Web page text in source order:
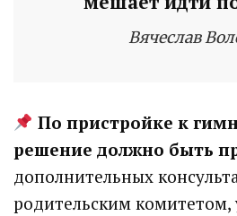
Вячеслав
По пристройке к
решение должно быть
дополнительных
родительским комитетом,